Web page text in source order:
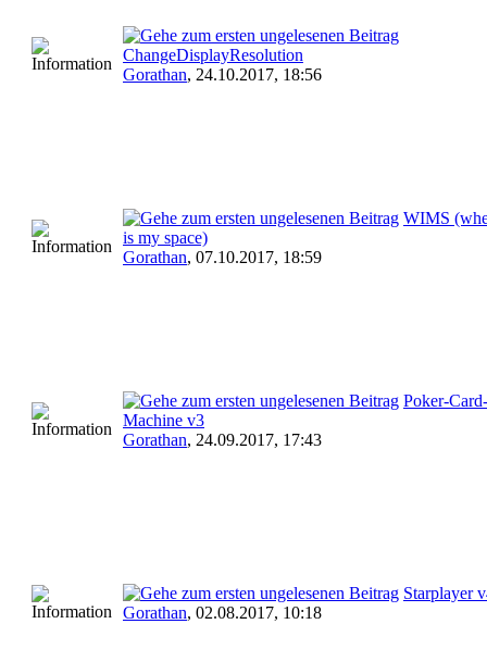
ChangeDisplayResolution
Gorathan, 24.10.2017, 18:56
WIMS
is my space)
Gorathan, 07.10.2017, 18:59
Poker-Card-
Machine v3
Gorathan, 24.09.2017, 17:43
Starplayer
Gorathan, 02.08.2017, 10:18